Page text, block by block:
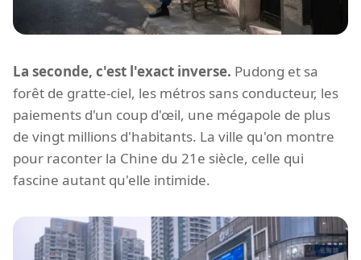
La seconde, c'est l'exact inverse. Pudong et sa
forêt de gratte-ciel, les métros sans conducteur, les
paiements d'un coup d'œil, une mégapole de plus
de vingt millions d'habitants. La ville qu'on montre
pour raconter la Chine du 21e siècle, celle qui
fascine autant qu'elle intimide.